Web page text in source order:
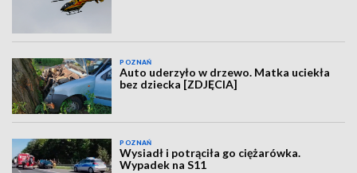
POZNAŃ
Auto uderzyło w drzewo. Matka uciekła
bez dziecka [ZDJĘCIA]
POZNAŃ
Wysiadł i potrąciła go ciężarówka.
Wypadek na S11